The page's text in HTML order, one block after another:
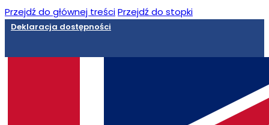
Przejdź do głównej treściPrzejdź do stopki
Deklaracja dostępności